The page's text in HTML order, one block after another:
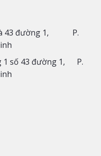
43 đường 1, P.
1 số 43 đường 1, P.